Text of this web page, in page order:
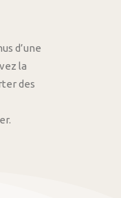
d’une
la
des